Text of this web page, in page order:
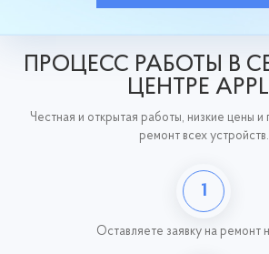
ПРОЦЕСС РАБОТЫ В
ЦЕНТРЕ
Честная и открытая работы, низкие цены и
ремонт всех устройств.
1
Оставляете заявку на ремонт